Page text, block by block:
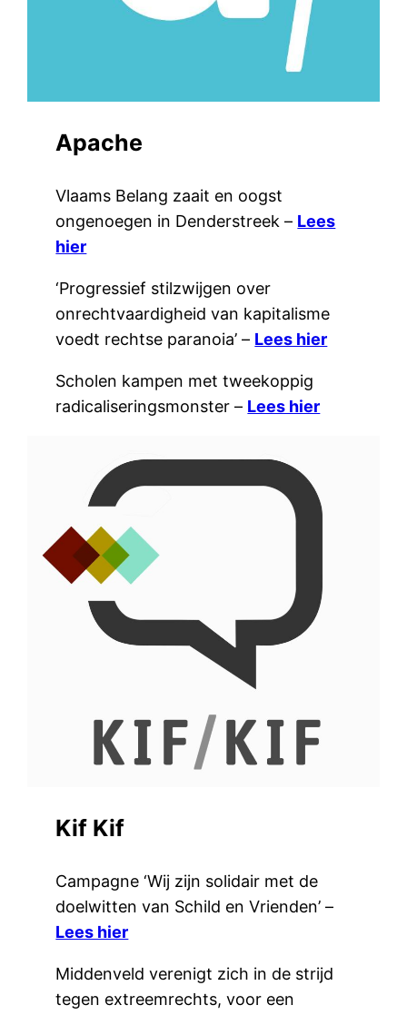
Apache
Vlaams Belang zaait en oogst
ongenoegen in Denderstreek – Lees
hier
‘Progressief stilzwijgen over
onrechtvaardigheid van kapitalisme
voedt rechtse paranoia’ – Lees hier
Scholen kampen met tweekoppig
radicaliseringsmonster – Lees hier
Kif Kif
Campagne ‘Wij zijn solidair met de
doelwitten van Schild en Vrienden’ –
Lees hier
Middenveld verenigt zich in de strijd
tegen extreemrechts, voor een